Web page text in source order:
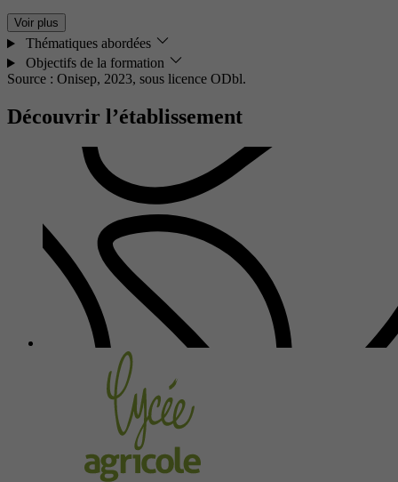
Voir plus
Thématiques abordées
Objectifs de la formation
Source : Onisep, 2023, sous licence ODbl.
Découvrir l’établissement